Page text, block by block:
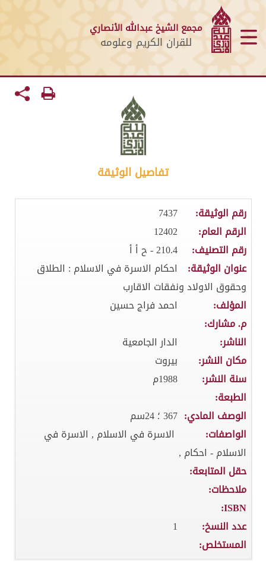
مجمع الشيخ عبدالله الأنصاري
للقران الكريم وعلومه
تفاصيل الوثيقة
رقم الوثيقة:
7437
الرقم العام:
12402
رقم التصنيف:
210.4 - ح أ أ
عنوان الوثيقة:
احكام الاسرة في الاسلام : الطلاق
وحقوق الاولاد ونفقات الاقارب
المؤلف:
احمد فراج حسين
م. مشارك:
الناشر:
الدار الجامعية
مكان النشر:
بيروت
سنة النشر:
1988م
الطبعة:
الوصف المادي: 367 ؛ 24سم
الواصفات:
الاسرة في الاسلام , الاسرة في
الاسلام - احكام ,
حقل المتابعة:
ملاحظات:
ISBN:
عدد النسخ:
1
المستخلص: